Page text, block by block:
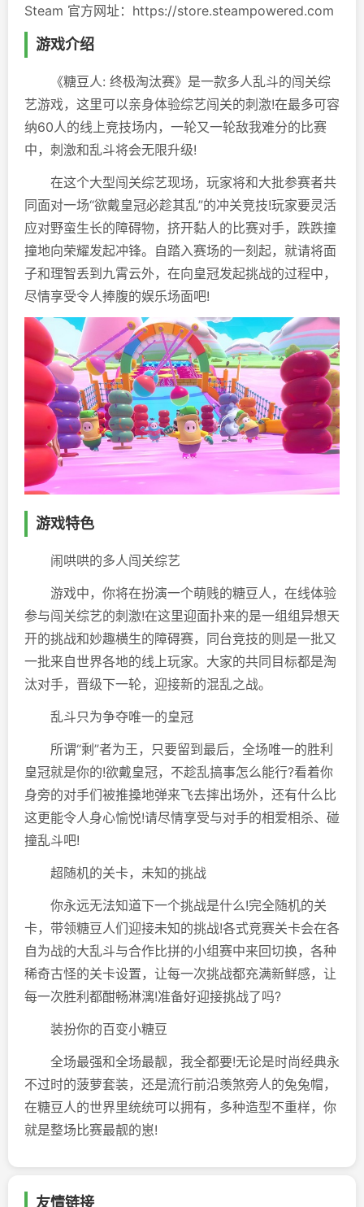
Steam 官方网址：https://store.steampowered.com
游戏介绍
《糖豆人: 终极淘汰赛》是一款多人乱斗的闯关综
艺游戏，这里可以亲身体验综艺闯关的刺激!在最多可容
纳60人的线上竞技场内，一轮又一轮敌我难分的比赛
中，刺激和乱斗将会无限升级!
在这个大型闯关综艺现场，玩家将和大批参赛者共
同面对一场“欲戴皇冠必趁其乱”的冲关竞技!玩家要灵活
应对野蛮生长的障碍物，挤开黏人的比赛对手，跌跌撞
撞地向荣耀发起冲锋。自踏入赛场的一刻起，就请将面
子和理智丢到九霄云外，在向皇冠发起挑战的过程中，
尽情享受令人捧腹的娱乐场面吧!
游戏特色
闹哄哄的多人闯关综艺
游戏中，你将在扮演一个萌贱的糖豆人，在线体验
参与闯关综艺的刺激!在这里迎面扑来的是一组组异想天
开的挑战和妙趣横生的障碍赛，同台竞技的则是一批又
一批来自世界各地的线上玩家。大家的共同目标都是淘
汰对手，晋级下一轮，迎接新的混乱之战。
乱斗只为争夺唯一的皇冠
所谓“剩”者为王，只要留到最后，全场唯一的胜利
皇冠就是你的!欲戴皇冠，不趁乱搞事怎么能行?看着你
身旁的对手们被推搡地弹来飞去摔出场外，还有什么比
这更能令人身心愉悦!请尽情享受与对手的相爱相杀、碰
撞乱斗吧!
超随机的关卡，未知的挑战
你永远无法知道下一个挑战是什么!完全随机的关
卡，带领糖豆人们迎接未知的挑战!各式竞赛关卡会在各
自为战的大乱斗与合作比拼的小组赛中来回切换，各种
稀奇古怪的关卡设置，让每一次挑战都充满新鲜感，让
每一次胜利都酣畅淋漓!准备好迎接挑战了吗?
装扮你的百变小糖豆
全场最强和全场最靓，我全都要!无论是时尚经典永
不过时的菠萝套装，还是流行前沿羡煞旁人的兔兔帽，
在糖豆人的世界里统统可以拥有，多种造型不重样，你
就是整场比赛最靓的崽!
友情链接